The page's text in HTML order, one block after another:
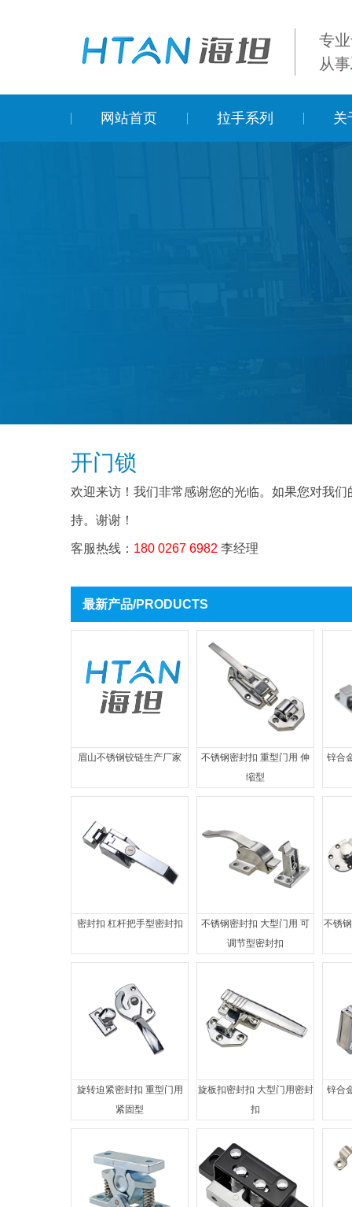
专
从事
网站首页 拉手系列 关
开门锁
欢迎来访！我们非常感谢您的光临。如果您对我
持。谢谢！
客服热线： 180 0267 6982 李经理
最新产品/PRODUCTS
眉山不锈钢铰链生产厂家
不锈钢密封扣 重型门用 伸
缩型
锌合
密封扣 杠杆把手型密封扣
不锈钢密封扣 大型门用 可
调节型密封扣
不锈
旋转迫紧密封扣 重型门用
紧固型
旋板扣密封扣 大型门用密封
扣
锌合